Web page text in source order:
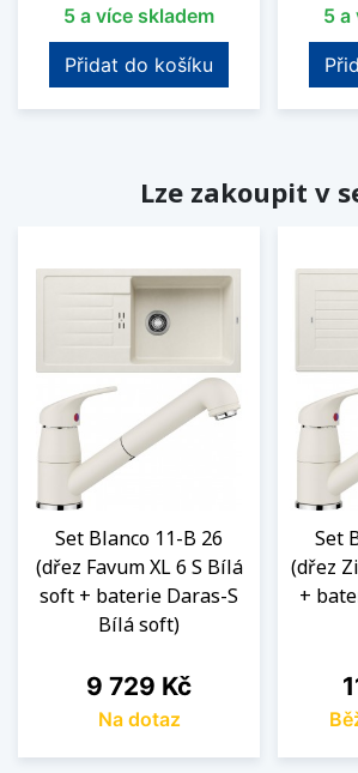
5 a více skladem
Přidat do košíku
5 a
Lze zakoupit v
Set Blanco 11-B 26
(dřez Favum XL 6 S Bílá
soft + baterie Daras-S
Bílá soft)
Cena
9 729 Kč
Na dotaz
Set
(dřez
+